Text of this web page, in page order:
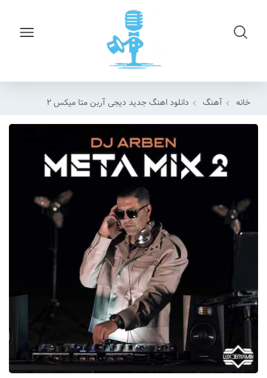
خانه آهنگ دانلود اهنگ جدید دیجی آربن متا میکس ۲